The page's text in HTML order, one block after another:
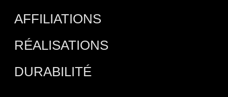
AFFILIATIONS
RÉALISATIONS
DURABILITÉ